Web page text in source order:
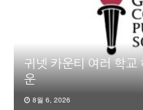
귀넷 카운티 여러 학교
운
8월 6, 2026